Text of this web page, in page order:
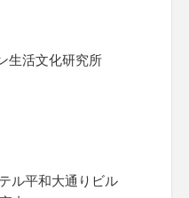
生活文化研究所
ル平和大通りビル